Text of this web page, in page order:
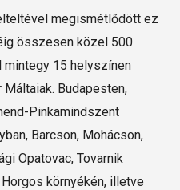
megismétlődött ez
összesen közel 500
15 helyszínen
Budapesten,
Pinkamindszent
Barcson, Mohácson,
Opatovac, Tovarnik
környékén, illetve